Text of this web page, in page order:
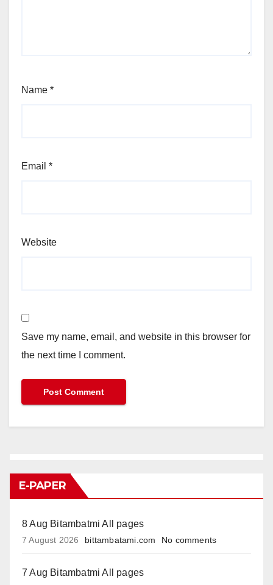
Name *
Email *
Website
Save my name, email, and website in this browser for
the next time I comment.
E-PAPER
8 Aug Bitambatmi All pages
7 August 2026 bittambatami.com No comments
7 Aug Bitambatmi All pages